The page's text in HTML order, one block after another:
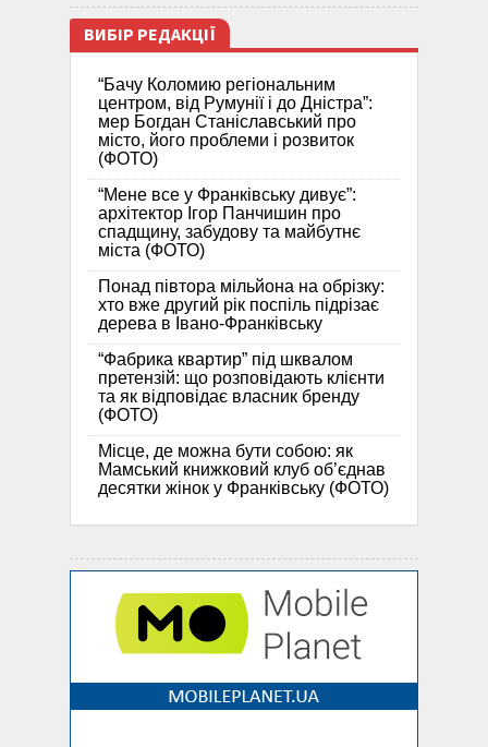
ВИБІР РЕДАКЦІЇ
“Бачу Коломию регіональним
центром, від Румунії і до Дністра”:
мер Богдан Станіславський про
місто, його проблеми і розвиток
(ФОТО)
“Мене все у Франківську дивує”:
архітектор Ігор Панчишин про
спадщину, забудову та майбутнє
міста (ФОТО)
Понад півтора мільйона на обрізку:
хто вже другий рік поспіль підрізає
дерева в Івано-Франківську
“Фабрика квартир” під шквалом
претензій: що розповідають клієнти
та як відповідає власник бренду
(ФОТО)
Місце, де можна бути собою: як
Мамський книжковий клуб об’єднав
десятки жінок у Франківську (ФОТО)